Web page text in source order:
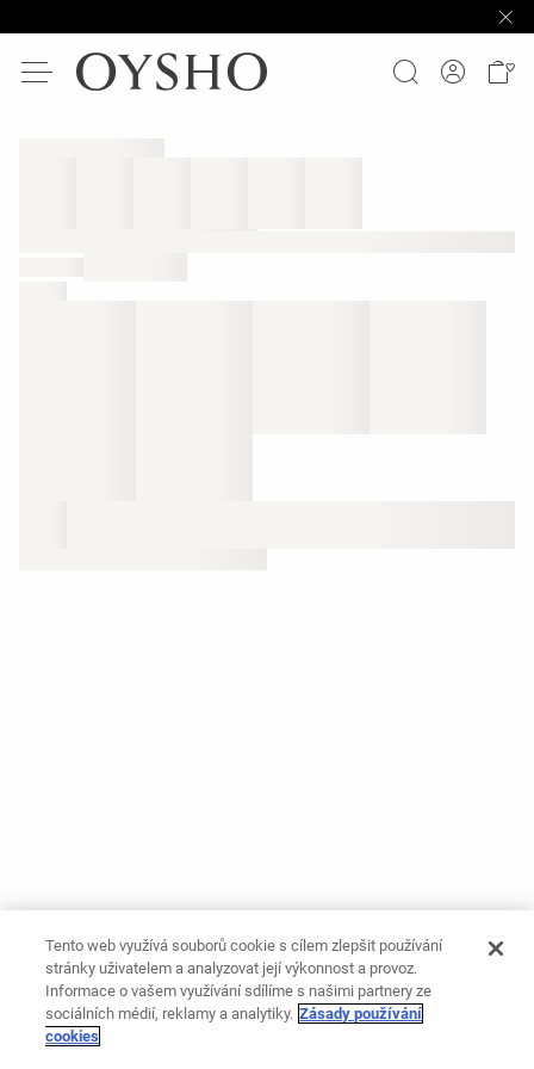
Tento web využívá souborů cookie s cílem zlepšit používání
stránky uživatelem a analyzovat její výkonnost a provoz.
Informace o vašem využívání sdílíme s našimi partnery ze
sociálních médií, reklamy a analytiky. Zásady používání
cookies